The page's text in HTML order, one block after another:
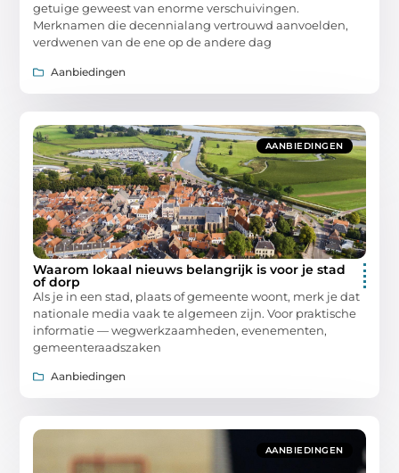
getuige geweest van enorme verschuivingen.
Merknamen die decennialang vertrouwd aanvoelden,
verdwenen van de ene op de andere dag
Aanbiedingen
AANBIEDINGEN
Waarom lokaal nieuws belangrijk is voor je stad
of dorp
Als je in een stad, plaats of gemeente woont, merk je dat
nationale media vaak te algemeen zijn. Voor praktische
informatie — wegwerkzaamheden, evenementen,
gemeenteraadszaken
Aanbiedingen
AANBIEDINGEN